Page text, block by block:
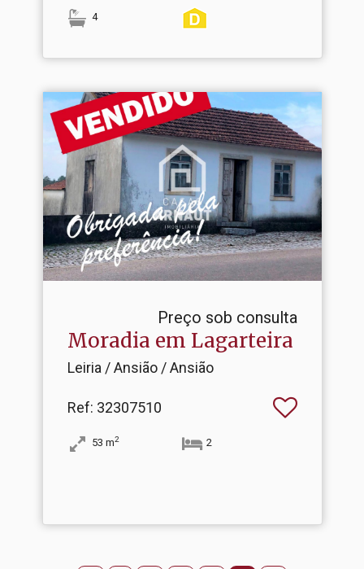
4
Preço sob consulta
Moradia em Lagarteira
Leiria / Ansião / Ansião
Ref: 32307510
53 m2 2